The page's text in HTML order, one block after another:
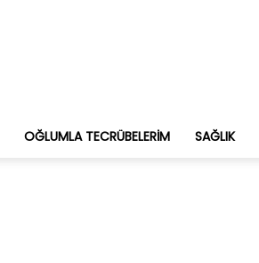
OĞLUMLA TECRÜBELERIM SAĞLIK